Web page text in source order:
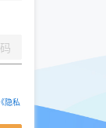
《隐私